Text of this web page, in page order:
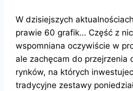
W dzisiejszych
prawie 60 grafik… Część z
wspomniana oczywiście w
ale zachęcam do przejrzenia
rynków, na których
tradycyjne zestawy